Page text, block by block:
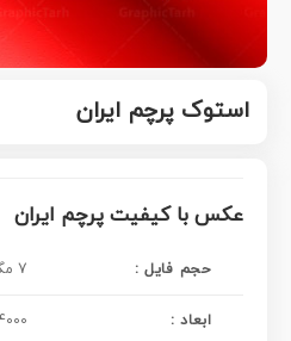
استوک پرچم ایران
عکس با کیفیت پرچم ایران
حجم فایل : 7 مگابایت
ابعاد : 4000 در 6000